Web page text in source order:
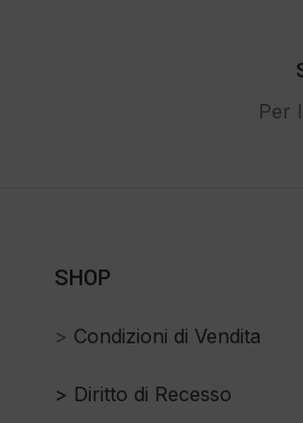
Per
SHOP
> Condizioni di Vendita
> Diritto di Recesso